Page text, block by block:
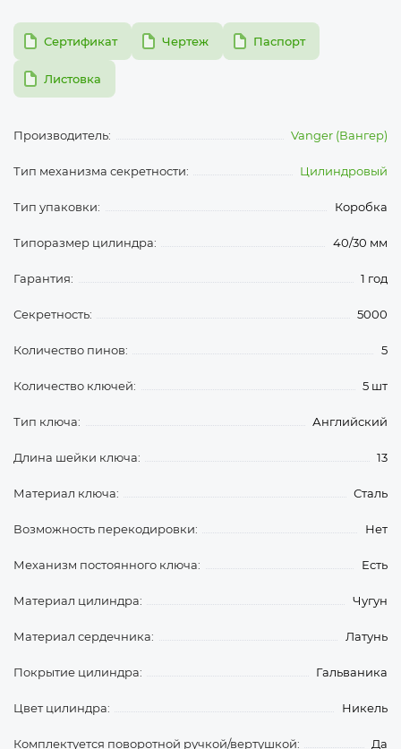
pdfСертификат pdfЧертеж pdfПаспорт
pdfЛистовка
Производитель: Vanger (Вангер)
Тип механизма секретности: Цилиндровый
Тип упаковки: Коробка
Типоразмер цилиндра: 40/30 мм
Гарантия: 1 год
Секретность: 5000
Количество пинов: 5
Количество ключей: 5 шт
Тип ключа: Английский
Длина шейки ключа: 13
Материал ключа: Сталь
Возможность перекодировки: Нет
Механизм постоянного ключа: Есть
Материал цилиндра: Чугун
Материал сердечника: Латунь
Покрытие цилиндра: Гальваника
Цвет цилиндра: Никель
Комплектуется поворотной ручкой/вертушкой: Да